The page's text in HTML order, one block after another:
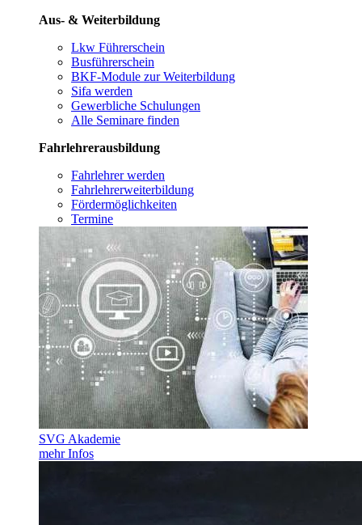
Aus- & Weiterbildung
Lkw Führerschein
Busführerschein
BKF-Module zur Weiterbildung
Sifa werden
Gewerbliche Schulungen
Alle Seminare finden
Fahrlehrerausbildung
Fahrlehrer werden
Fahrlehrerweiterbildung
Fördermöglichkeiten
Termine
SVG Akademie
mehr Infos